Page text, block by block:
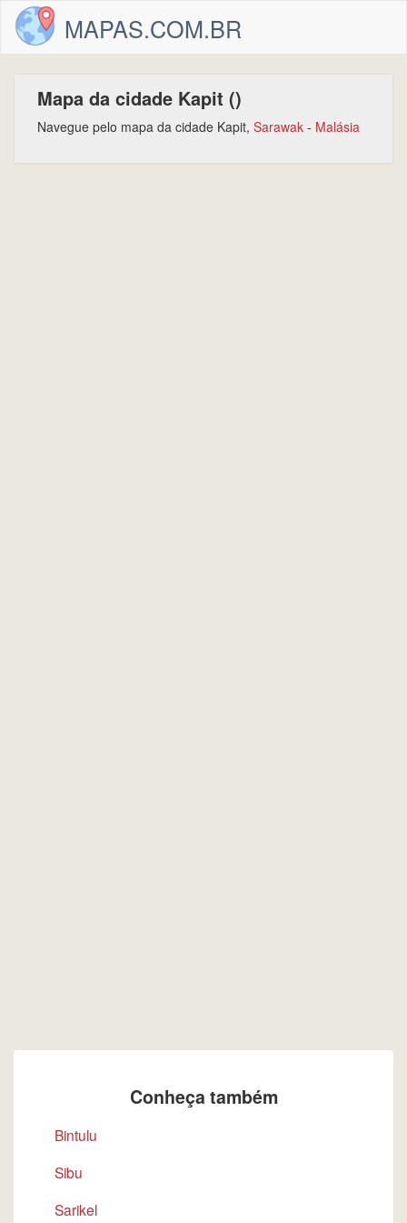
MAPAS.COM.BR
Mapa da cidade Kapit ()
Navegue pelo mapa da cidade Kapit, Sarawak - Malásia
Conheça também
Bintulu
Sibu
Sarikel